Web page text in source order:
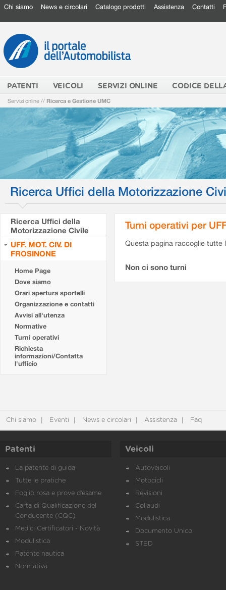
Chi siamo News e circolari Catalogo prodotti Assistenza Contatti
PATENTI VEICOLI SERVIZI ONLINE CODICE
Servizi online // Ricerca e Gestione UMC
Ricerca Uffici della Motorizzazione
Ricerca Uffici della
Motorizzazione Civile
UFF. MOT. CIV. DI
FROSINONE
Home Page
Dove siamo
Orari apertura sportelli
Organizzazione e contatti
Avvisi all'utenza
Normative
Turni operativi
Richiesta
informazioni/Contatta
l'ufficio
Turni operativi per
Questa pagina raccoglie tutte
Non ci sono turni
Chi siamo Eventi News e circolari Assistenza Faq
Patenti
La patente di guida
Tutte le pratiche
Foglio rosa e prove d’esame
Carta di Qualificazione del
Conducente (CQC)
Medici Certificatori - Novità
Modulistica
Patente nautica
Normativa
Veicoli
Autoveicoli
Motocicli
Revisioni
Collaudi
Modulistica
Documento Unico
STED